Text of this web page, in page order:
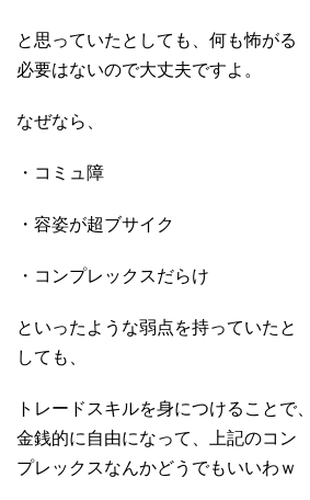
と思っていたとしても、何も怖がる
必要はないので大丈夫ですよ。
なぜなら、
・コミュ障
・容姿が超ブサイク
・コンプレックスだらけ
といったような弱点を持っていたと
しても、
トレードスキルを身につけることで、
金銭的に自由になって、上記のコン
プレックスなんかどうでもいいわｗ